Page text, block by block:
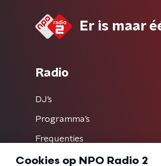
Er is maar
Radio
DJ’s
Programma's
Frequenties